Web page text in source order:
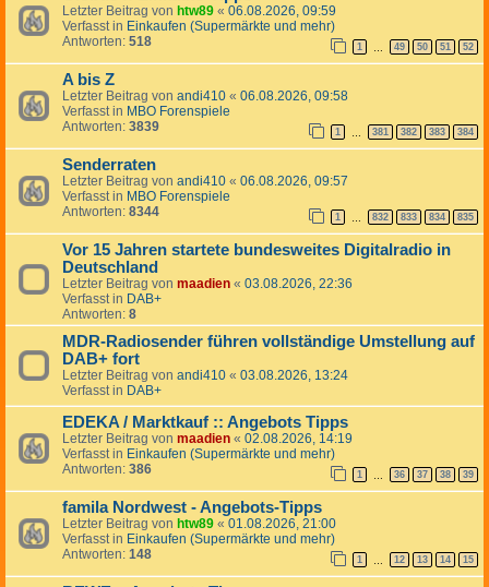
Letzter Beitrag von htw89 « 06.08.2026, 09:59
Verfasst in Einkaufen (Supermärkte und mehr)
Antworten: 518 1 … 49 50 51 52
A bis Z
Letzter Beitrag von andi410 « 06.08.2026, 09:58
Verfasst in MBO Forenspiele
Antworten: 3839 1 … 381 382 383 384
Senderraten
Letzter Beitrag von andi410 « 06.08.2026, 09:57
Verfasst in MBO Forenspiele
Antworten: 8344 1 … 832 833 834 835
Vor 15 Jahren startete bundesweites Digitalradio in
Deutschland
Letzter Beitrag von maadien « 03.08.2026, 22:36
Verfasst in DAB+
Antworten: 8
MDR-Radiosender führen vollständige Umstellung auf
DAB+ fort
Letzter Beitrag von andi410 « 03.08.2026, 13:24
Verfasst in DAB+
EDEKA / Marktkauf :: Angebots Tipps
Letzter Beitrag von maadien « 02.08.2026, 14:19
Verfasst in Einkaufen (Supermärkte und mehr)
Antworten: 386 1 … 36 37 38 39
famila Nordwest - Angebots-Tipps
Letzter Beitrag von htw89 « 01.08.2026, 21:00
Verfasst in Einkaufen (Supermärkte und mehr)
Antworten: 148 1 … 12 13 14 15